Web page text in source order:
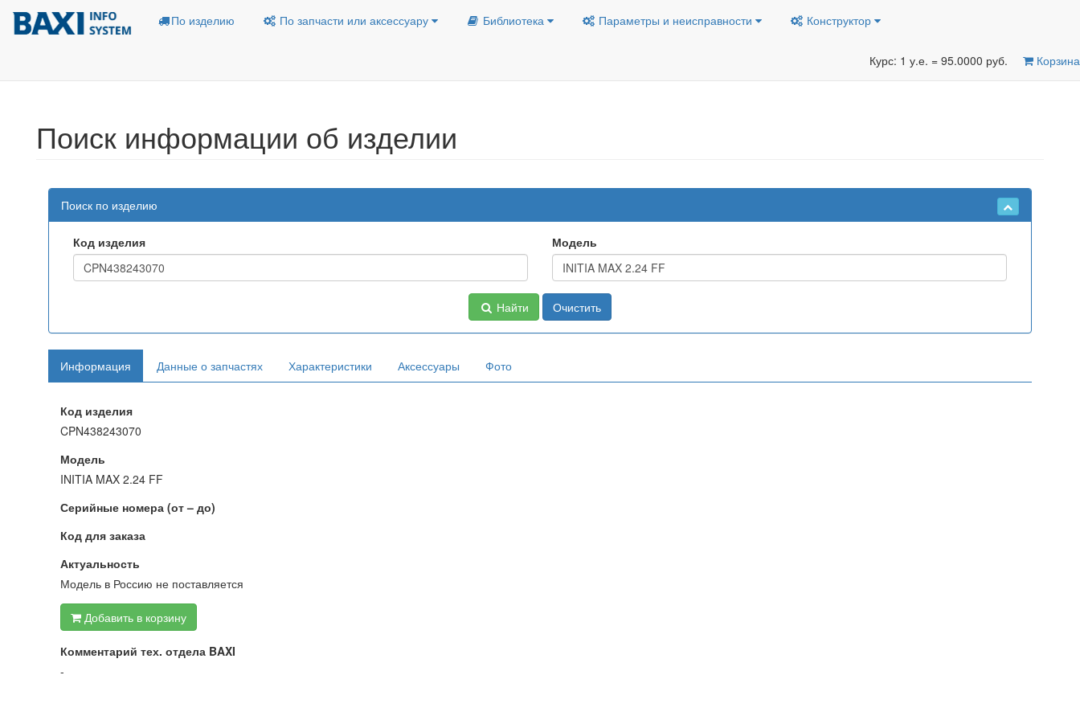
По изделию По запчасти или аксессуару Библиотека Параметры и неисправности Конструктор
Курс: 1 у.е. = 95.0000 руб. Корзина
Поиск информации об изделии
Поиск по изделию
Код изделия Модель
Найти Очистить
Информация Данные о запчастях Характеристики Аксессуары Фото
Код изделия
CPN438243070
Модель
INITIA MAX 2.24 FF
Серийные номера (от – до)
Код для заказа
Актуальность
Модель в Россию не поставляется
Добавить в корзину
Комментарий тех. отдела BAXI
-